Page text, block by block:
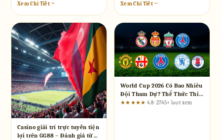
Xem Chi Tiết →
Xem Chi Tiết →
Casino giải trí trực tuyến tiện
lợi trên GG88 – Đánh giá từ
World Cup 2026 Có Bao Nhiêu
Đội Tham Dự? Thể Thức Thi
Đấu Chi Tiết
★★★★★ 4.8 · 2745+ lượt xem